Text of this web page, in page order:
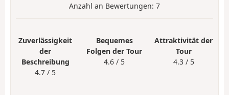
Anzahl an Bewertungen: 7
Zuverlässigkeit
der
Beschreibung
4.7 / 5
Bequemes
Folgen der Tour
4.6 / 5
Attraktivität der
Tour
4.3 / 5